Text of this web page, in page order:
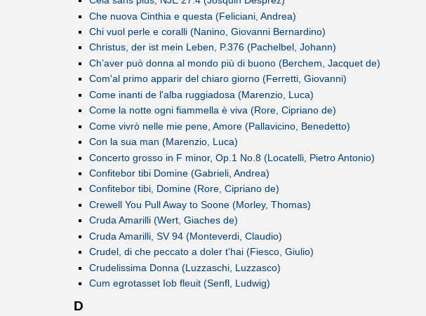
Che nuova Cinthia e questa (Feliciani, Andrea)
Chi vuol perle e coralli (Nanino, Giovanni Bernardino)
Christus, der ist mein Leben, P.376 (Pachelbel, Johann)
Ch’aver può donna al mondo più di buono (Berchem, Jacquet de)
Com'al primo apparir del chiaro giorno (Ferretti, Giovanni)
Come inanti de l'alba ruggiadosa (Marenzio, Luca)
Come la notte ogni fiammella è viva (Rore, Cipriano de)
Come vivrò nelle mie pene, Amore (Pallavicino, Benedetto)
Con la sua man (Marenzio, Luca)
Concerto grosso in F minor, Op.1 No.8 (Locatelli, Pietro Antonio)
Confitebor tibi Domine (Gabrieli, Andrea)
Confitebor tibi, Domine (Rore, Cipriano de)
Crewell You Pull Away to Soone (Morley, Thomas)
Cruda Amarilli (Wert, Giaches de)
Cruda Amarilli, SV 94 (Monteverdi, Claudio)
Crudel, di che peccato a doler t'hai (Fiesco, Giulio)
Crudelissima Donna (Luzzaschi, Luzzasco)
Cum egrotasset Iob fleuit (Senfl, Ludwig)
D